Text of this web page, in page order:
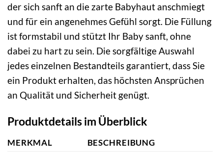
der sich sanft an die zarte Babyhaut anschmiegt
und für ein angenehmes Gefühl sorgt. Die Füllung
ist formstabil und stützt Ihr Baby sanft, ohne
dabei zu hart zu sein. Die sorgfältige Auswahl
jedes einzelnen Bestandteils garantiert, dass Sie
ein Produkt erhalten, das höchsten Ansprüchen
an Qualität und Sicherheit genügt.
Produktdetails im Überblick
MERKMAL BESCHREIBUNG